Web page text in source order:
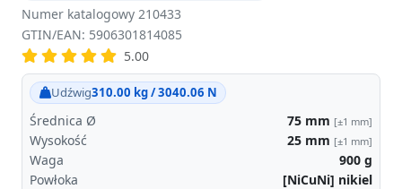
Numer katalogowy 210433
GTIN/EAN: 5906301814085
5.00
Udźwig310.00 kg / 3040.06 N
Średnica Ø 75 mm [±1 mm]
Wysokość 25 mm [±1 mm]
Waga 900 g
Powłoka
[NiCuNi] nikiel